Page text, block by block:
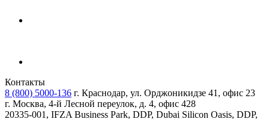
Контакты
8 (800) 5000-136 г. Краснодар, ул. Орджоникидзе 41, офис 23
г. Москва, 4-й Лесной переулок, д. 4, офис 428
20335-001, IFZA Business Park, DDP, Dubai Silicon Oasis, DDP,